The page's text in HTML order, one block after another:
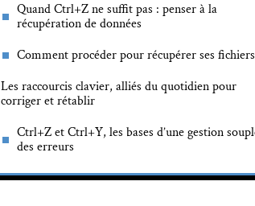
Quand Ctrl+Z ne suffit pas : penser à la
récupération de données
Comment procéder pour récupérer ses fichiers
Les raccourcis clavier, alliés du quotidien pour
corriger et rétablir
Ctrl+Z et Ctrl+Y, les bases d’une gestion
des erreurs